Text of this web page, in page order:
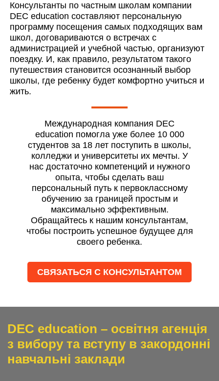
Консультанты по частным школам компании
DEC education составляют персональную
программу посещения самых подходящих вам
школ, договариваются о встречах с
администрацией и учебной частью, организуют
поездку. И, как правило, результатом такого
путешествия становится осознанный выбор
школы, где ребенку будет комфортно учиться и
жить.
Международная компания DEC
education помогла уже более 10 000
студентов за 18 лет поступить в школы,
колледжи и университеты их мечты. У
нас достаточно компетенций и нужного
опыта, чтобы сделать ваш
персональный путь к первоклассному
обучению за границей простым и
максимально эффективным.
Обращайтесь к нашим консультантам,
чтобы построить успешное будущее для
своего ребенка.
СВЯЗАТЬСЯ С КОНСУЛЬТАНТОМ
DEC education – освітня агенція
з вибору та вступу в закордонні
навчальні заклади